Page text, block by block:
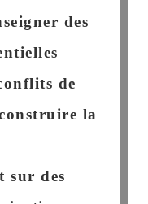
des
de
la
sur des